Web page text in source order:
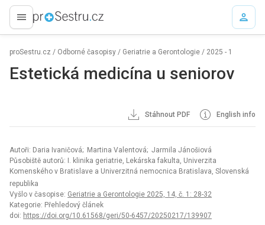
proLékaře.cz
proSestru.cz / Odborné časopisy / Geriatrie a Gerontologie / 2025 - 1
Estetická medicína u seniorov
Stáhnout PDF English info
Autoři: Daria Ivaničová; Martina Valentová; Jarmila Jánošiová
Působiště autorů: I. klinika geriatrie, Lekárska fakulta, Univerzita
Komenského v Bratislave a Univerzitná nemocnica Bratislava, Slovenská
republika
Vyšlo v časopise: Geriatrie a Gerontologie 2025, 14, č. 1: 28-32
Kategorie: Přehledový článek
doi: https://doi.org/10.61568/geri/50-6457/20250217/139907